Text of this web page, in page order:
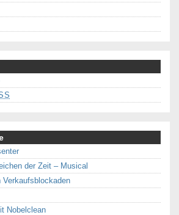
der Zeit – Musical
Verkaufsblockaden
Nobelclean